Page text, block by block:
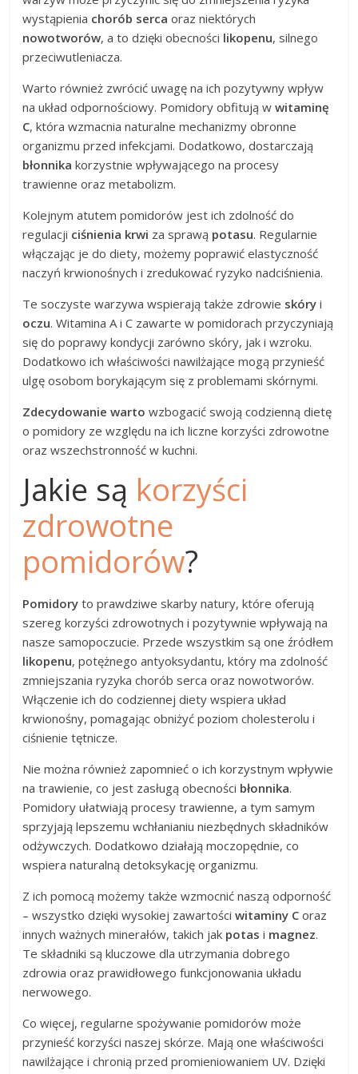
wystąpienia chorób serca oraz niektórych
nowotworów, a to dzięki obecności likopenu, silnego
przeciwutleniacza.
Warto również zwrócić uwagę na ich pozytywny wpływ
na układ odpornościowy. Pomidory obfitują wwitaminę
C, która wzmacnia naturalne mechanizmy obronne
organizmu przed infekcjami. Dodatkowo, dostarczają
błonnika korzystnie wpływającego na procesy
trawienne oraz metabolizm.
Kolejnym atutem pomidorów jest ich zdolność do
regulacji ciśnienia krwi za sprawą potasu. Regularnie
włączając je do diety, możemy poprawić elastyczność
naczyń krwionośnych i zredukować ryzyko nadciśnienia.
Te soczyste warzywa wspierają także zdrowie skóry i
oczu. Witamina A i C zawarte w pomidorach przyczyniają
się do poprawy kondycji zarówno skóry, jak i wzroku.
Dodatkowo ich właściwości nawilżające mogą przynieść
ulgę osobom borykającym się z problemami skórnymi.
Zdecydowanie warto wzbogacić swoją codzienną dietę
o pomidory ze względu na ich liczne korzyści zdrowotne
oraz wszechstronność w kuchni.
Jakie są korzyści
zdrowotne
pomidorów?
Pomidory to prawdziwe skarby natury, które oferują
szereg korzyści zdrowotnych i pozytywnie wpływają na
nasze samopoczucie. Przede wszystkim są one źródłem
likopenu, potężnego antyoksydantu, który ma zdolność
zmniejszania ryzyka chorób serca oraz nowotworów.
Włączenie ich do codziennej diety wspiera układ
krwionośny, pomagając obniżyć poziom cholesterolu i
ciśnienie tętnicze.
Nie można również zapomnieć o ich korzystnym wpływie
na trawienie, co jest zasługą obecności błonnika.
Pomidory ułatwiają procesy trawienne, a tym samym
sprzyjają lepszemu wchłanianiu niezbędnych składników
odżywczych. Dodatkowo działają moczopędnie, co
wspiera naturalną detoksykację organizmu.
Z ich pomocą możemy także wzmocnić naszą odporność
– wszystko dzięki wysokiej zawartościwitaminy C oraz
innych ważnych minerałów, takich jak potas i magnez.
Te składniki są kluczowe dla utrzymania dobrego
zdrowia oraz prawidłowego funkcjonowania układu
nerwowego.
Co więcej, regularne spożywanie pomidorów może
przynieść korzyści naszej skórze. Mają one właściwości
nawilżające i chronią przed promieniowaniem UV. Dzięki